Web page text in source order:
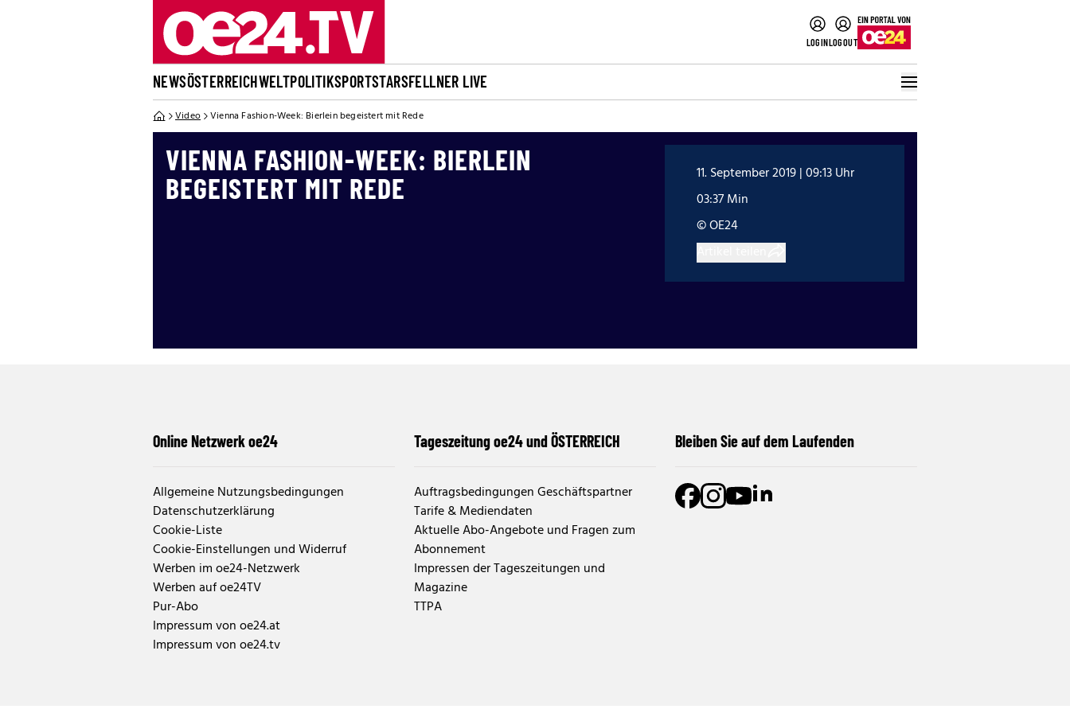
LOGINLOGOUT
NEWSÖSTERREICHWELTPOLITIKSPORTSTARSFELLNER LIVE
Video Vienna Fashion-Week: Bierlein begeistert mit Rede
VIENNA FASHION-WEEK: BIERLEIN
BEGEISTERT MIT REDE
11. September 2019 | 09:13 Uhr
03:37 Min
© OE24
Online Netzwerk oe24
Allgemeine Nutzungsbedingungen
Datenschutzerklärung
Cookie-Liste
Cookie-Einstellungen und Widerruf
Werben im oe24-Netzwerk
Werben auf oe24TV
Pur-Abo
Impressum von oe24.at
Impressum von oe24.tv
Tageszeitung oe24 und ÖSTERREICH
Auftragsbedingungen Geschäftspartner
Tarife & Mediendaten
Aktuelle Abo-Angebote und Fragen zum
Abonnement
Impressen der Tageszeitungen und
Magazine
TTPA
Bleiben Sie auf dem Laufenden